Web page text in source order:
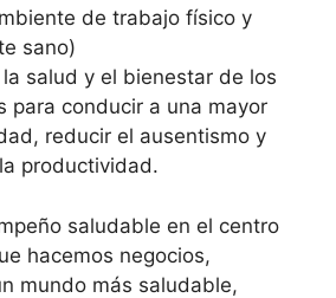
de trabajo físico y
sano)
salud y el bienestar de los
para conducir a una mayor
reducir el ausentismo y
productividad.
saludable en el centro
hacemos negocios,
mundo más saludable,